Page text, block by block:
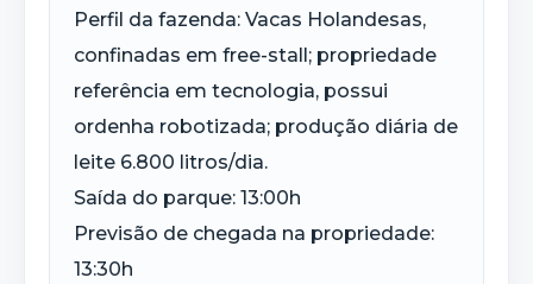
Perfil da fazenda: Vacas Holandesas,
confinadas em free-stall; propriedade
referência em tecnologia, possui
ordenha robotizada; produção diária de
leite 6.800 litros/dia.
Saída do parque: 13:00h
Previsão de chegada na propriedade:
13:30h